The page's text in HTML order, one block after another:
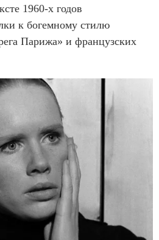
1960-х годов
к богемному стилю
Парижа» и французских